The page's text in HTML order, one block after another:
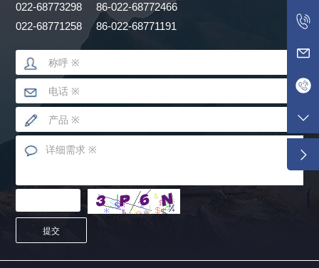
022-68773298
022-68771258
86-022-68772466
86-022-68771191
提交